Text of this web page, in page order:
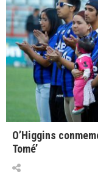
O’Higgins
Tomé’